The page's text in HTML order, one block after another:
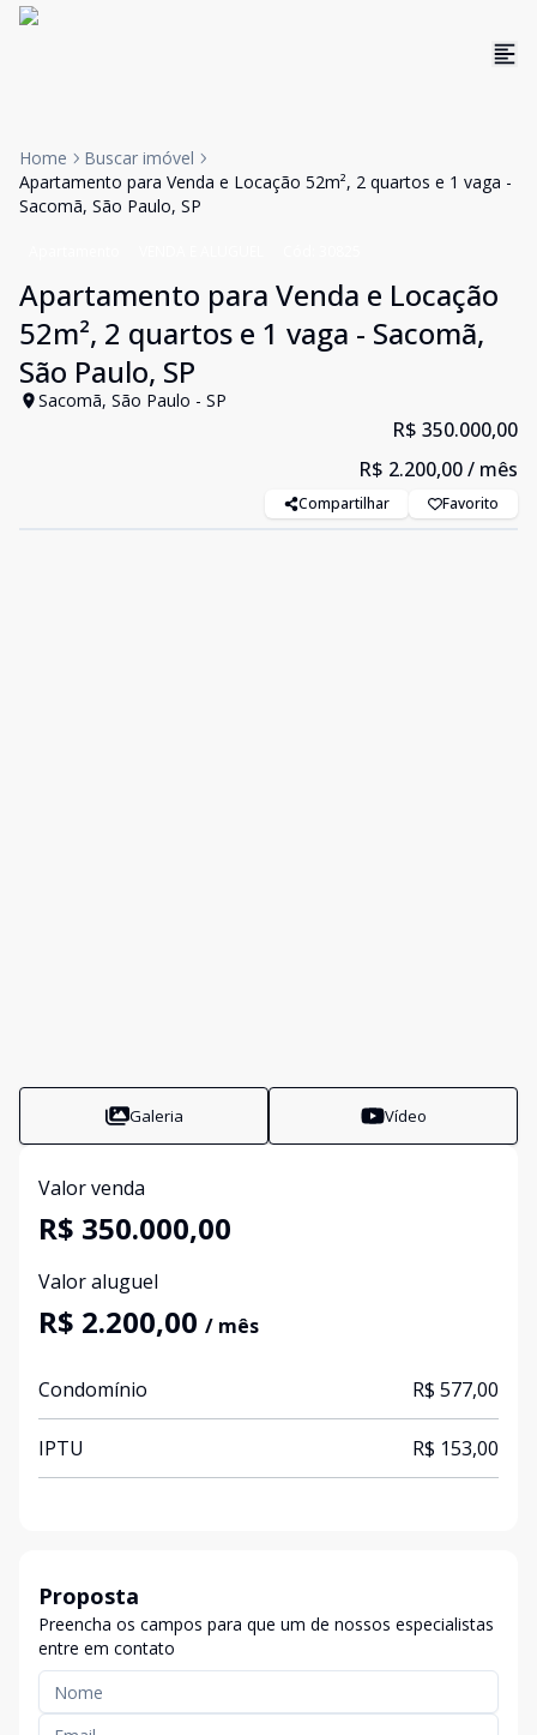
Home
Buscar imóvel
Apartamento para Venda e Locação 52m², 2 quartos e 1 vaga -
Sacomã, São Paulo, SP
Apartamento para Venda e Locação
52m², 2 quartos e 1 vaga - Sacomã,
São Paulo, SP
Sacomã, São Paulo - SP
R$ 350.000,00
R$ 2.200,00/ mês
Compartilhar Favorito
Galeria Vídeo
Valor venda
R$ 350.000,00
Valor aluguel
R$ 2.200,00 / mês
Condomínio R$ 577,00
IPTU R$ 153,00
Proposta
Preencha os campos para que um de nossos especialistas
entre em contato